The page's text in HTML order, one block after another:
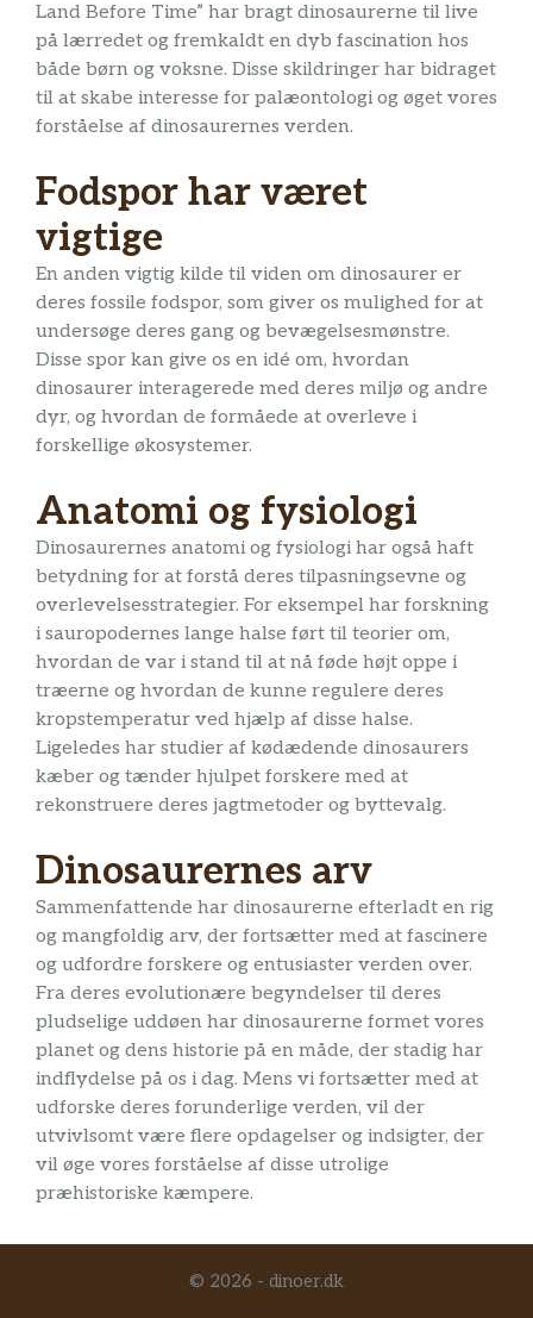
Land Before Time” har bragt dinosaurerne til live
på lærredet og fremkaldt en dyb fascination hos
både børn og voksne. Disse skildringer har bidraget
til at skabe interesse for palæontologi og øget vores
forståelse af dinosaurernes verden.
Fodspor har været
vigtige
En anden vigtig kilde til viden om dinosaurer er
deres fossile fodspor, som giver os mulighed for at
undersøge deres gang og bevægelsesmønstre.
Disse spor kan give os en idé om, hvordan
dinosaurer interagerede med deres miljø og andre
dyr, og hvordan de formåede at overleve i
forskellige økosystemer.
Anatomi og fysiologi
Dinosaurernes anatomi og fysiologi har også haft
betydning for at forstå deres tilpasningsevne og
overlevelsesstrategier. For eksempel har forskning
i sauropodernes lange halse ført til teorier om,
hvordan de var i stand til at nå føde højt oppe i
træerne og hvordan de kunne regulere deres
kropstemperatur ved hjælp af disse halse.
Ligeledes har studier af kødædende dinosaurers
kæber og tænder hjulpet forskere med at
rekonstruere deres jagtmetoder og byttevalg.
Dinosaurernes arv
Sammenfattende har dinosaurerne efterladt en rig
og mangfoldig arv, der fortsætter med at fascinere
og udfordre forskere og entusiaster verden over.
Fra deres evolutionære begyndelser til deres
pludselige uddøen har dinosaurerne formet vores
planet og dens historie på en måde, der stadig har
indflydelse på os i dag. Mens vi fortsætter med at
udforske deres forunderlige verden, vil der
utvivlsomt være flere opdagelser og indsigter, der
vil øge vores forståelse af disse utrolige
præhistoriske kæmpere.
© 2026 - dinoer.dk